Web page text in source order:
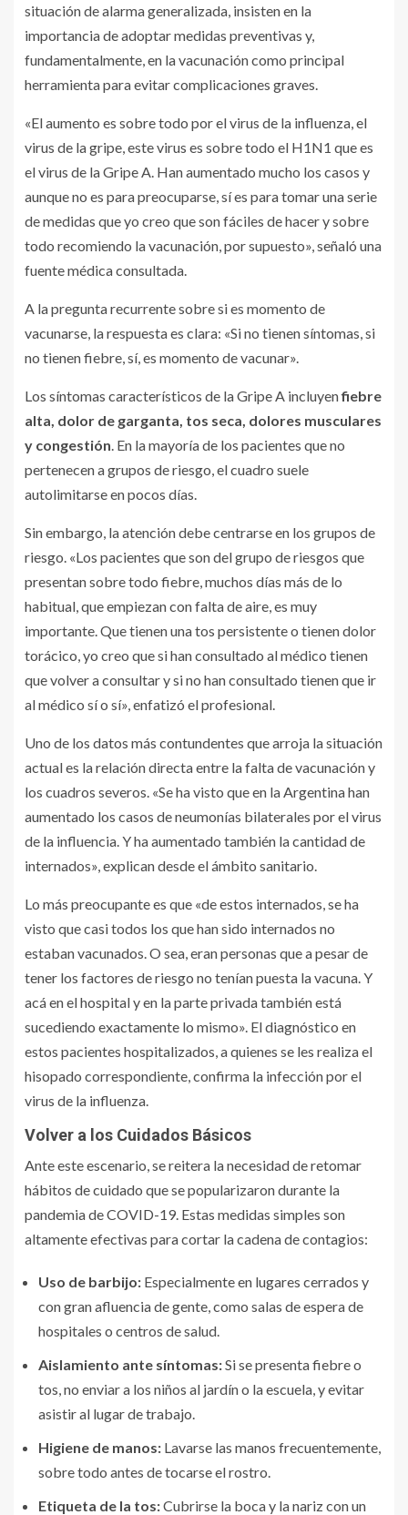
situación de alarma generalizada, insisten en la
importancia de adoptar medidas preventivas y,
fundamentalmente, en la vacunación como principal
herramienta para evitar complicaciones graves.
«El aumento es sobre todo por el virus de la influenza, el
virus de la gripe, este virus es sobre todo el H1N1 que es
el virus de la Gripe A. Han aumentado mucho los casos y
aunque no es para preocuparse, sí es para tomar una serie
de medidas que yo creo que son fáciles de hacer y sobre
todo recomiendo la vacunación, por supuesto», señaló una
fuente médica consultada.
A la pregunta recurrente sobre si es momento de
vacunarse, la respuesta es clara: «Si no tienen síntomas, si
no tienen fiebre, sí, es momento de vacunar».
Los síntomas característicos de la Gripe A incluyenfiebre
alta, dolor de garganta, tos seca, dolores musculares
y congestión . En la mayoría de los pacientes que no
pertenecen a grupos de riesgo, el cuadro suele
autolimitarse en pocos días.
Sin embargo, la atención debe centrarse en los grupos de
riesgo. «Los pacientes que son del grupo de riesgos que
presentan sobre todo fiebre, muchos días más de lo
habitual, que empiezan con falta de aire, es muy
importante. Que tienen una tos persistente o tienen dolor
torácico, yo creo que si han consultado al médico tienen
que volver a consultar y si no han consultado tienen que ir
al médico sí o sí», enfatizó el profesional.
Uno de los datos más contundentes que arroja la situación
actual es la relación directa entre la falta de vacunación y
los cuadros severos. «Se ha visto que en la Argentina han
aumentado los casos de neumonías bilaterales por el virus
de la influencia. Y ha aumentado también la cantidad de
internados», explican desde el ámbito sanitario.
Lo más preocupante es que «de estos internados, se ha
visto que casi todos los que han sido internados no
estaban vacunados. O sea, eran personas que a pesar de
tener los factores de riesgo no tenían puesta la vacuna. Y
acá en el hospital y en la parte privada también está
sucediendo exactamente lo mismo». El diagnóstico en
estos pacientes hospitalizados, a quienes se les realiza el
hisopado correspondiente, confirma la infección por el
virus de la influenza.
Volver a los Cuidados Básicos
Ante este escenario, se reitera la necesidad de retomar
hábitos de cuidado que se popularizaron durante la
pandemia de COVID-19. Estas medidas simples son
altamente efectivas para cortar la cadena de contagios:
Uso de barbijo: Especialmente en lugares cerrados y
con gran afluencia de gente, como salas de espera de
hospitales o centros de salud.
Aislamiento ante síntomas:Si se presenta fiebre o
tos, no enviar a los niños al jardín o la escuela, y evitar
asistir al lugar de trabajo.
Higiene de manos: Lavarse las manos frecuentemente,
sobre todo antes de tocarse el rostro.
Etiqueta de la tos:Cubrirse la boca y la nariz con un